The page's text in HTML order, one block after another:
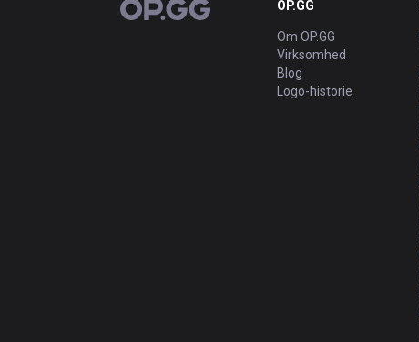
OP.GG OP.GG
Om OP.GG
Virksomhed
Blog
Logo-historie